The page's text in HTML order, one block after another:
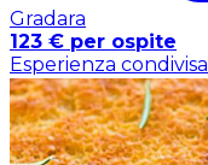
Gradara
123 € per ospite
Esperienza condivisa